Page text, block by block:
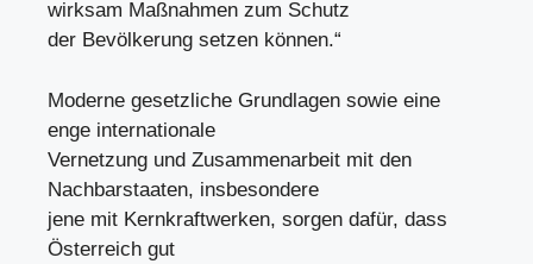
wirksam Maßnahmen zum Schutz
der Bevölkerung setzen können.“
Moderne gesetzliche Grundlagen sowie eine
enge internationale
Vernetzung und Zusammenarbeit mit den
Nachbarstaaten, insbesondere
jene mit Kernkraftwerken, sorgen dafür, dass
Österreich gut